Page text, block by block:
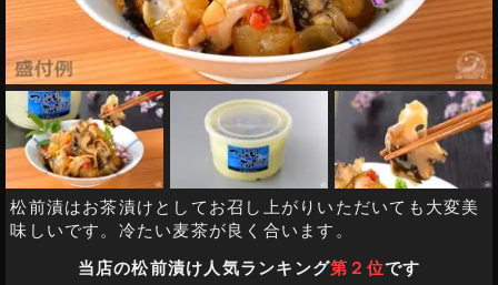
松前漬はお茶漬けとしてお召し上がりいただいても大変美
味しいです。冷たい麦茶が良く合います。
当店の松前漬け人気ランキング第２位です